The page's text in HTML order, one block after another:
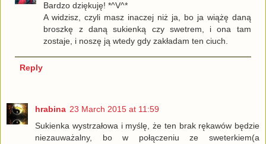
Bardzo dziękuję! *^V^*
A widzisz, czyli masz inaczej niż ja, bo ja wiążę daną
broszkę z daną sukienką czy swetrem, i ona tam
zostaje, i noszę ją wtedy gdy zakładam ten ciuch.
Reply
hrabina 23 March 2015 at 11:59
Sukienka wystrzałowa i myślę, że ten brak rękawów będzie
niezauważalny, bo w połączeniu ze sweterkiem(a